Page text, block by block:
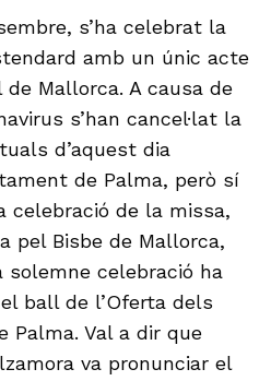
s’ha celebrat la
amb un únic acte
Mallorca. A causa de
s’han cancel·lat la
d’aquest dia
de Palma, però sí
celebració de la missa,
pel Bisbe de Mallorca,
solemne celebració ha
ball de l’Oferta dels
Palma. Val a dir que
va pronunciar el